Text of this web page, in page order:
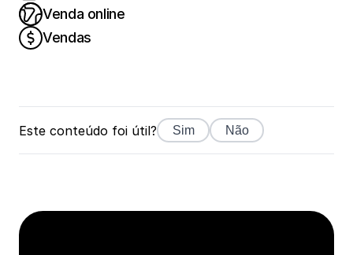
Venda online
Vendas
Este conteúdo foi útil? Sim Não